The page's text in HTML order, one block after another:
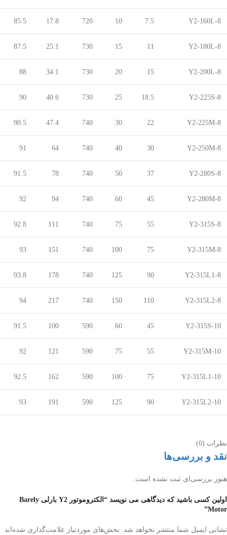
Y2-160L-8
7.5
10
720
17.8
85.5
Y2-180L-8
11
15
730
25.1
87.5
Y2-200L-8
15
20
730
34.1
88
Y2-225S-8
18.5
25
730
40.6
90
Y2-225M-8
22
30
740
47.4
90.5
Y2-250M-8
30
40
740
64
91
Y2-280S-8
37
50
740
78
91.5
Y2-280M-8
45
60
740
94
92
Y2-315S-8
55
75
740
111
92.8
Y2-315M-8
75
100
740
151
93
Y2-315L1-8
90
125
740
178
93.8
Y2-315L2-8
110
150
740
217
94
Y2-315S-10
45
60
590
100
91.5
Y2-315M-10
55
75
590
121
92
Y2-315L1-10
75
100
590
162
92.5
Y2-315L2-10
90
125
590
191
93
نظرات (0)
نقد و بررسی‌ها
هنوز بررسی‌ای ثبت نشده است.
اولین کسی باشید که دیدگاهی می نویسد “الکتروموتور Y2 بارلی Barely
Motor”
نشانی ایمیل شما منتشر نخواهد شد. بخش‌های موردنیاز علامت‌گذاری شده‌اند